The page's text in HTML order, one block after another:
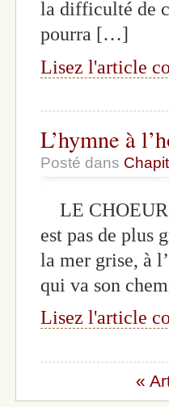
la difficulté de
pourra […]
Lisez l'article
L’hymne à
Posté dans
LE CHOEUR
est pas de plus
la mer grise, à
qui va son
Lisez l'article
«